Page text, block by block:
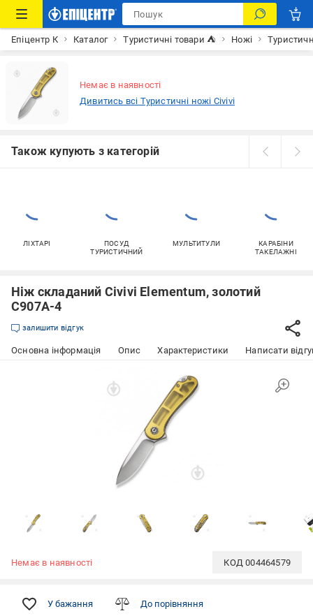
Епіцентр К Каталог Туристичні товари ⛺ Ножі
Немає в наявності
Дивитись всі Туристичні ножі Civivi
Також купують з категорій
ЛІХТАРІ
ПОСУД
ТУРИСТИЧНИЙ
МУЛЬТИТУЛИ
КАРАБІНИ
ТАКЕЛАЖНІ
Ніж складаний Civivi Elementum, золотий
C907A-4
залишити відгук
Основна інформація Опис Характеристики Написати
Немає в наявності КОД004464579
У бажання До порівняння